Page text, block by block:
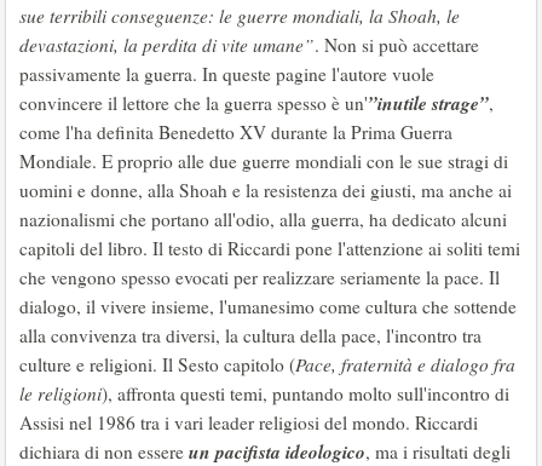
sue terribili conseguenze: le guerre mondiali, la Shoah, le
devastazioni, la perdita di vite umane”. Non si può accettare
passivamente la guerra. In queste pagine l'autore vuole
convincere il lettore che la guerra spesso è un'”inutile strage”,
come l'ha definita Benedetto XV durante la Prima Guerra
Mondiale. E proprio alle due guerre mondiali con le sue stragi di
uomini e donne, alla Shoah e la resistenza dei giusti, ma anche ai
nazionalismi che portano all'odio, alla guerra, ha dedicato alcuni
capitoli del libro. Il testo di Riccardi pone l'attenzione ai soliti temi
che vengono spesso evocati per realizzare seriamente la pace. Il
dialogo, il vivere insieme, l'umanesimo come cultura che sottende
alla convivenza tra diversi, la cultura della pace, l'incontro tra
culture e religioni. Il Sesto capitolo (Pace, fraternità e dialogo fra
le religioni), affronta questi temi, puntando molto sull'incontro di
Assisi nel 1986 tra i vari leader religiosi del mondo. Riccardi
dichiara di non essere un pacifista ideologico, ma i risultati degli